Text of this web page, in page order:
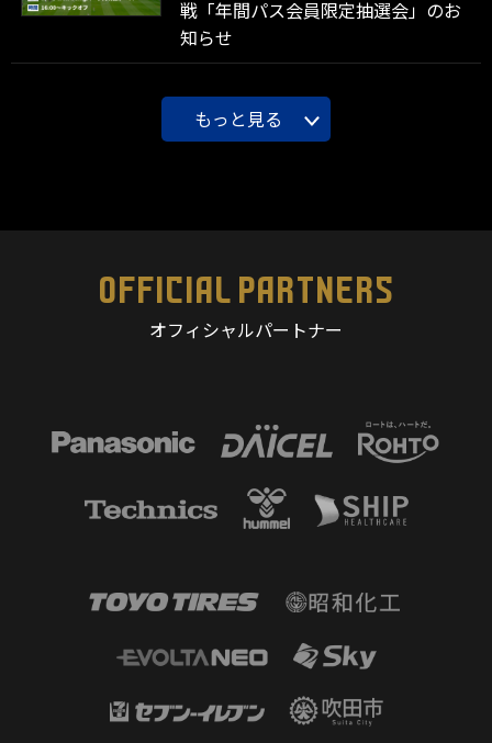
戦「年間パス会員限定抽選会」のお
知らせ
もっと見る
OFFICIAL PARTNERS
オフィシャルパートナー